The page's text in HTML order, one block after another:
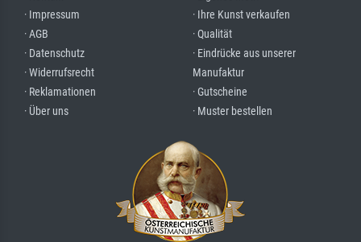
· Impressum
· AGB
· Datenschutz
· Widerrufsrecht
· Reklamationen
· Über uns
· Ihre Kunst verkaufen
· Qualität
· Eindrücke aus unserer
Manufaktur
· Gutscheine
· Muster bestellen